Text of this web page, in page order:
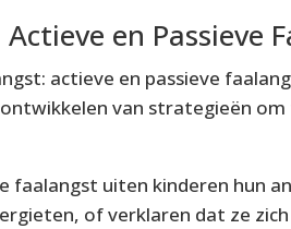
en Passieve
actieve en passieve
van strategieën
faalangst uiten kinderen hun
of verklaren dat ze